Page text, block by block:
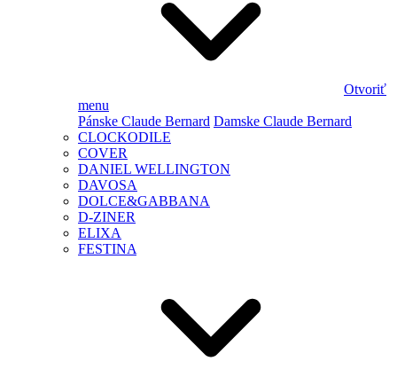
Otvoriť
menu
Pánske Claude Bernard Damske Claude Bernard
CLOCKODILE
COVER
DANIEL WELLINGTON
DAVOSA
DOLCE&GABBANA
D-ZINER
ELIXA
FESTINA